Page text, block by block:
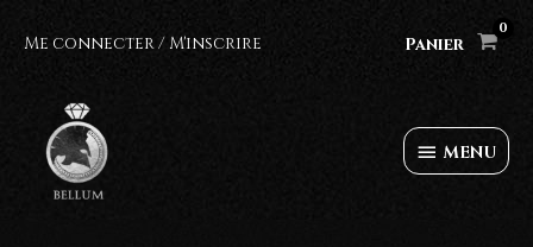
Me connecter / M'inscrire Panier
MENU
MENU